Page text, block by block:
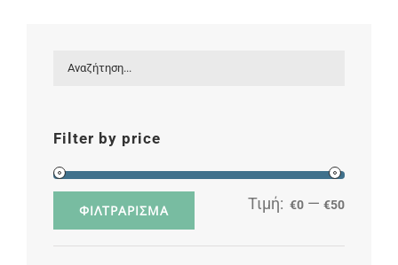
Filter by price
ΦΙΛΤΡΆΡΙΣΜΑ Τιμή: €0 — €50